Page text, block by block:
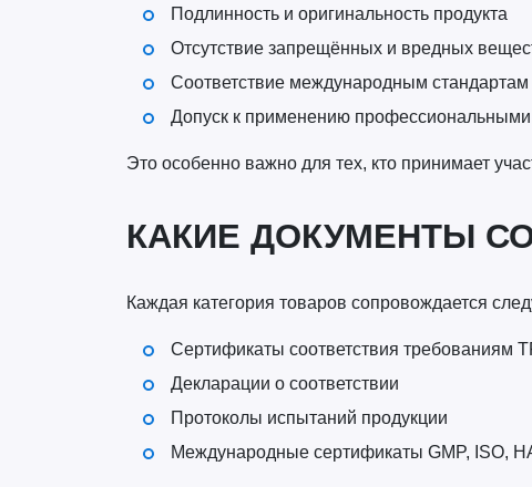
Подлинность и оригинальность продукта
Отсутствие запрещённых и вредных
Соответствие международным стандартам
Допуск к применению
Это особенно важно для тех, кто принимает
КАКИЕ ДОКУМЕНТЫ
Каждая категория товаров сопровождается
Сертификаты соответствия требованиям
Декларации о соответствии
Протоколы испытаний продукции
Международные сертификаты GMP, ISO,